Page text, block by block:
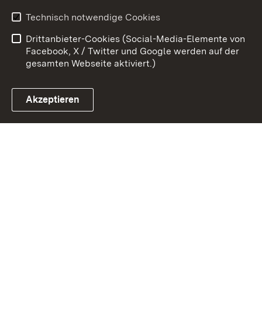
Link zum Landesportal
Barrierefreiheit
Benutzungshinweise
Impressum
Cookies
Technisch notwendige Cookies
Drittanbieter-Cookies (Social-Media-Elemente von
Facebook, X / Twitter und Google werden auf der
gesamten Webseite aktiviert.)
Akzeptieren